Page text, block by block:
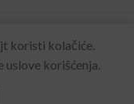
Made by
koristi kolačiće.
uslove korišćenja.